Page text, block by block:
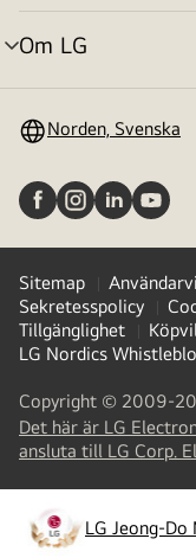
Om LG
menyväxling
Norden, Svenska
Sitemap
Sekretesspolicy
Tillgänglighet
LG Nordics
Copyright © 2009-
Det här är LG
ansluta till LG Corp.
LG Jeong-
opens